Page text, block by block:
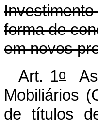
forma de
em novos
Art. 1oAs
Mobiliários
de títulos